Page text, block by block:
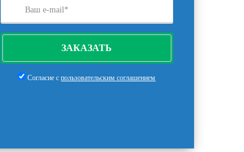
ЗАКАЗАТЬ
Согласие спользовательским соглашением